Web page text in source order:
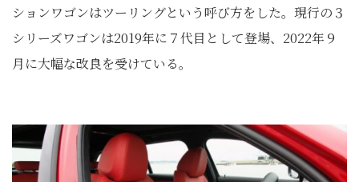
ションワゴンはツーリングという呼び方をした。現行の３
シリーズワゴンは2019年に７代目として登場、2022年９
月に大幅な改良を受けている。